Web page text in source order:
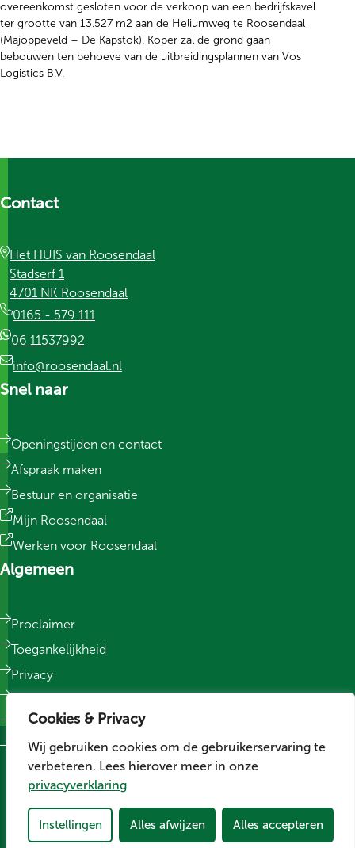
Cookies & Privacy
Wij gebruiken cookies om de gebruikerservaring te
verbeteren. Lees hierover meer in onze
privacyverklaring
Instellingen Alles afwijzen Alles accepteren
overeenkomst gesloten voor de verkoop van een bedrijfskavel
ter grootte van 13.527 m2 aan de Heliumweg te Roosendaal
(Majoppeveld – De Kapstok). Koper zal de grond gaan
bebouwen ten behoeve van de uitbreidingsplannen van Vos
Logistics B.V.
Contact
Het HUIS van Roosendaal
Stadserf 1
4701 NK Roosendaal
0165 - 579 111
06 11537992
info@roosendaal.nl
Snel naar
Openingstijden en contact
Afspraak maken
Bestuur en organisatie
Mijn Roosendaal
Werken voor Roosendaal
Algemeen
Proclaimer
Toegankelijkheid
Privacy
Sitemap
Cookievoorkeuren wijzigen
Social media
Volg ons op LinkedIn
Volg ons op Facebook
Volg ons op Instagram